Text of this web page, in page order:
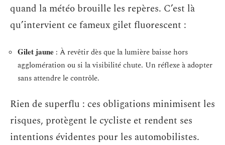
quand la météo brouille les repères. C’est là
qu’intervient ce fameux gilet fluorescent :
Gilet jaune : À revêtir dès que la lumière baisse hors
agglomération ou si la visibilité chute. Un réflexe à adopter
sans attendre le contrôle.
Rien de superflu : ces obligations minimisent les
risques, protègent le cycliste et rendent ses
intentions évidentes pour les automobilistes.